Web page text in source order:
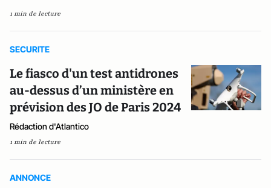
1 min de lecture
SECURITE
Le fiasco d'un test antidrones
au-dessus d’un ministère en
prévision des JO de Paris 2024
Rédaction d'Atlantico
1 min de lecture
ANNONCE